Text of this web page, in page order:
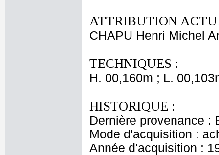
ATTRIBUTION
CHAPU Henri Michel
TECHNIQUES :
H. 00,160m ; L.
HISTORIQUE :
Dernière provenance :
Mode d'acquisition :
Année d'acquisition :